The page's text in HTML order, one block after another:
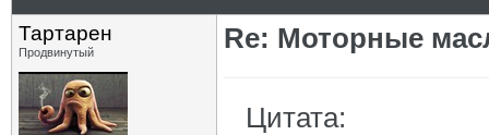
Тартарен
Продвинутый Re: Моторные
Цитата: